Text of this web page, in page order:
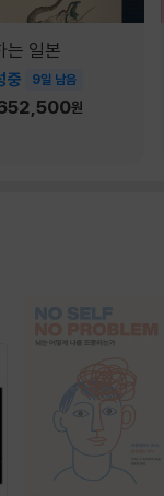
는 일본
중 9일 남음
원